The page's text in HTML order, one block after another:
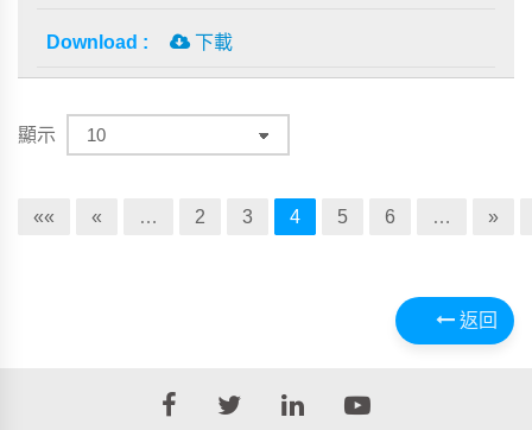
下載
顯示
«« « … 2 3 4 5 6 … »
返回